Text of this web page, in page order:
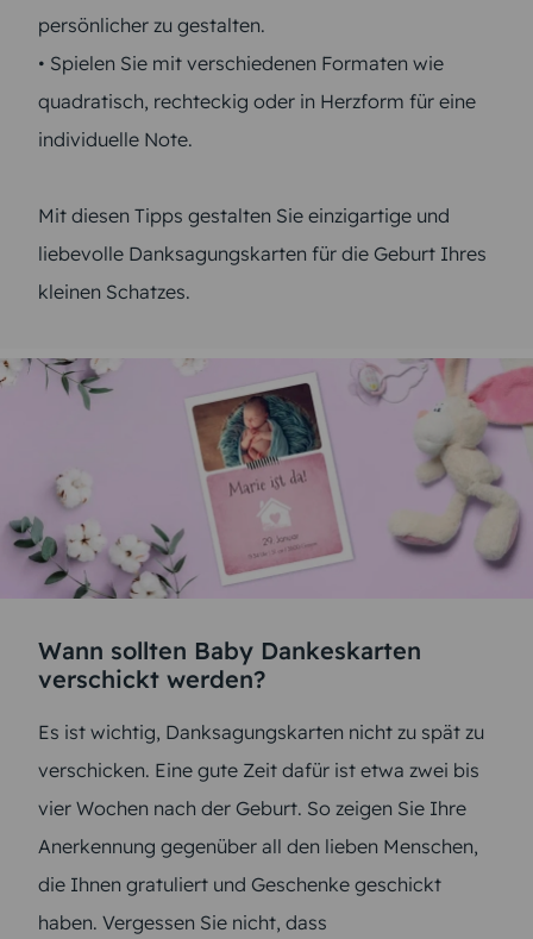
persönlicher zu gestalten.
• Spielen Sie mit verschiedenen Formaten wie
quadratisch, rechteckig oder in Herzform für eine
individuelle Note.
Mit diesen Tipps gestalten Sie einzigartige und
liebevolle Danksagungskarten für die Geburt Ihres
kleinen Schatzes.
Wann sollten Baby Dankeskarten
verschickt werden?
Es ist wichtig, Danksagungskarten nicht zu spät zu
verschicken. Eine gute Zeit dafür ist etwa zwei bis
vier Wochen nach der Geburt. So zeigen Sie Ihre
Anerkennung gegenüber all den lieben Menschen,
die Ihnen gratuliert und Geschenke geschickt
haben. Vergessen Sie nicht, dass